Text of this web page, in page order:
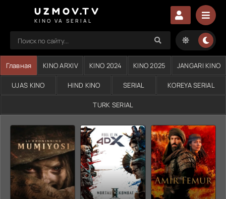
UZMOV.TV
KINO VA SERIAL
Главная KINO ARXIV KINO 2024 KINO 2025 JANGARI KINO
UJAS KINO HIND KINO SERIAL KOREYA SERIAL
TURK SERIAL